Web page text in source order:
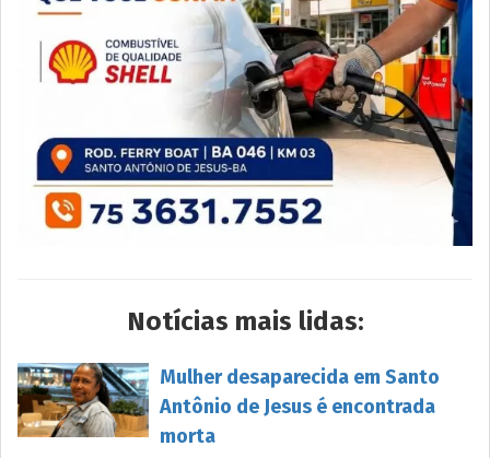
Notícias mais lidas:
Mulher desaparecida em Santo
Antônio de Jesus é encontrada
morta